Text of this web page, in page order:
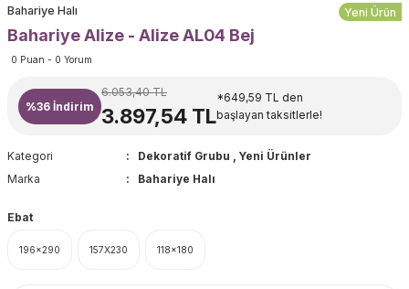
Yeni Ürün
Bahariye Halı
Bahariye Alize - Alize AL04 Bej
0 Puan - 0 Yorum
%36 İndirim
6.053,40 TL
3.897,54 TL
*649,59 TL den
başlayan taksitlerle!
Kategori Dekoratif Grubu , Yeni Ürünler
Marka
Bahariye Halı
Ebat
196x290 157X230 118x180